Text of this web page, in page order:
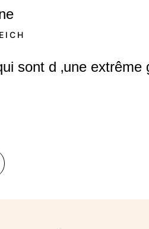
sont d ‚une extrême